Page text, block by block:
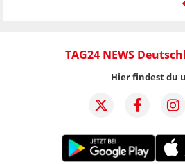
TAG24 NEWS
Hier findest du